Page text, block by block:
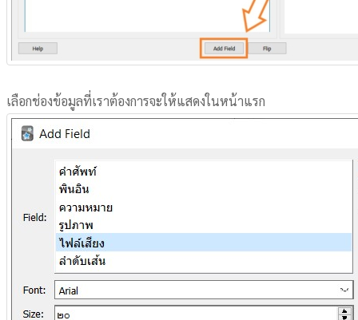
เลือกช่องข้อมูลที่เราต้องการจะให้แสดงในหน้าแรก